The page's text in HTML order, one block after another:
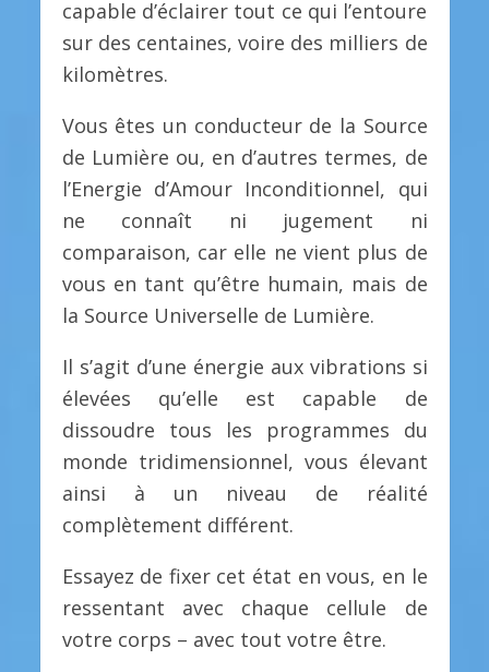
capable d’éclairer tout ce qui l’entoure
sur des centaines, voire des milliers de
kilomètres.
Vous êtes un conducteur de la Source
de Lumière ou, en d’autres termes, de
l’Energie d’Amour Inconditionnel, qui
ne connaît ni jugement ni
comparaison, car elle ne vient plus de
vous en tant qu’être humain, mais de
la Source Universelle de Lumière.
Il s’agit d’une énergie aux vibrations si
élevées qu’elle est capable de
dissoudre tous les programmes du
monde tridimensionnel, vous élevant
ainsi à un niveau de réalité
complètement différent.
Essayez de fixer cet état en vous, en le
ressentant avec chaque cellule de
votre corps – avec tout votre être.